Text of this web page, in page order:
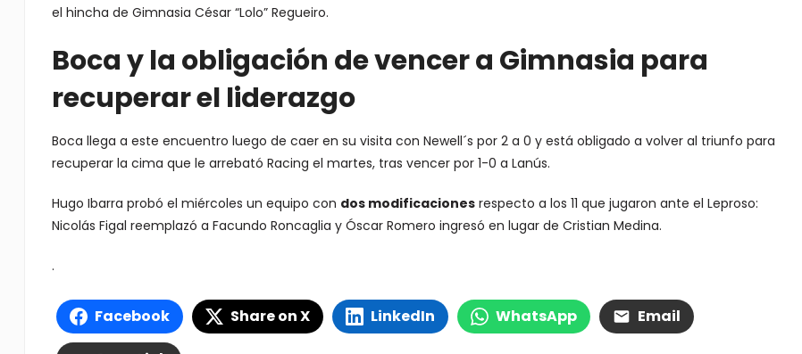
el hincha de Gimnasia César “Lolo” Regueiro.
Boca y la obligación de vencer a Gimnasia para
recuperar el liderazgo
Boca llega a este encuentro luego de caer en su visita con Newell´s por 2 a 0 y está obligado a volver al triunfo para
recuperar la cima que le arrebató Racing el martes, tras vencer por 1-0 a Lanús.
Hugo Ibarra probó el miércoles un equipo con dos modificacionesrespecto a los 11 que jugaron ante el Leproso:
Nicolás Figal reemplazó a Facundo Roncaglia y Óscar Romero ingresó en lugar de Cristian Medina.
.
Facebook Share on X LinkedIn WhatsApp Email